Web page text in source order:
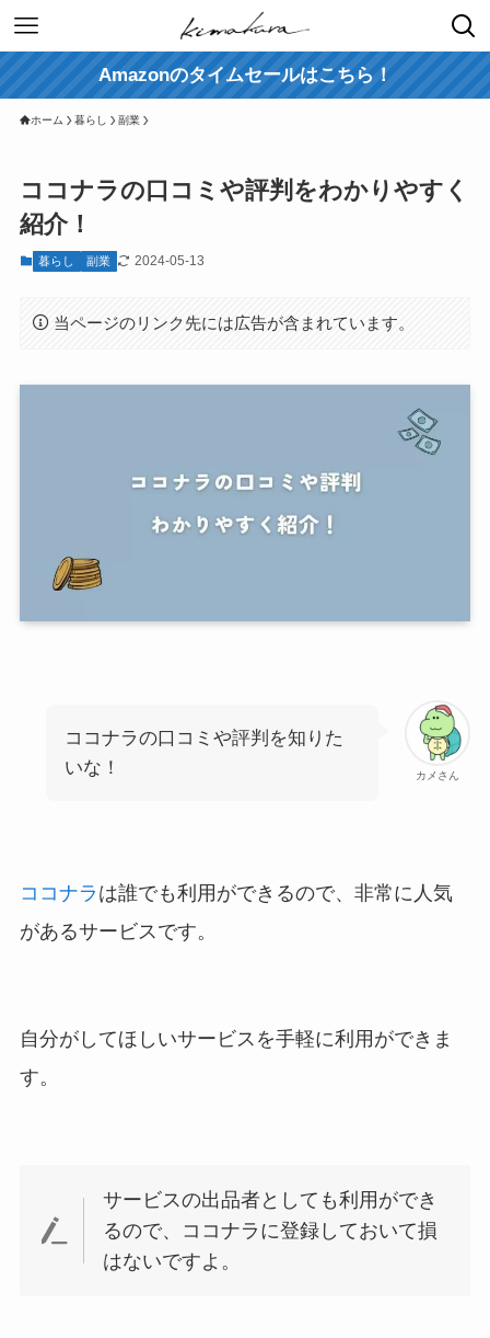
Amazonのタイムセールはこちら！
ホーム 暮らし 副業
ココナラの口コミや評判をわかりやすく
紹介！
暮らし 副業 2024-05-13
当ページのリンク先には広告が含まれています。
カメさん
ココナラの口コミや評判を知りた
いな！
ココナラ は誰でも利用ができるので、非常に人気
があるサービスです。
自分がしてほしいサービスを手軽に利用ができま
す。
サービスの出品者としても利用ができ
るので、ココナラに登録しておいて損
はないですよ。